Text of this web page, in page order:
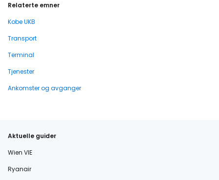
Relaterte emner
Kobe UKB
Transport
Terminal
Tjenester
Ankomster og avganger
Aktuelle guider
Wien VIE
Ryanair